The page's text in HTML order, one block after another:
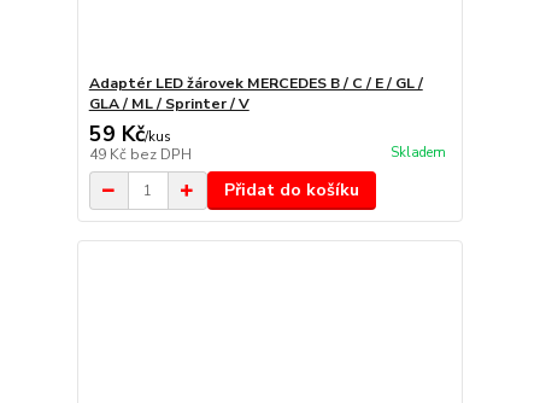
Adaptér LED žárovek MERCEDES B / C / E / GL /
GLA / ML / Sprinter / V
59 Kč/kus
49 Kč bez DPH Skladem
Přidat do košíku